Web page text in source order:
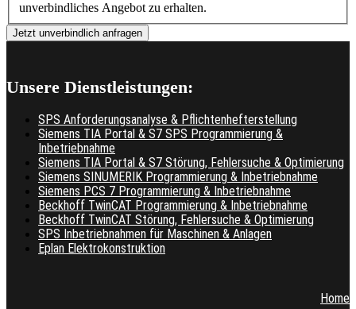
unverbindliches Angebot zu erhalten.
Unsere Dienstleistungen:
SPS Anforderungsanalyse & Pflichtenhefterstellung
Siemens TIA Portal & S7 SPS Programmierung &
Inbetriebnahme
Siemens TIA Portal & S7 Störung, Fehlersuche & Optimierung
Siemens SINUMERIK Programmierung & Inbetriebnahme
Siemens PCS 7 Programmierung & Inbetriebnahme
Beckhoff TwinCAT Programmierung & Inbetriebnahme
Beckhoff TwinCAT Störung, Fehlersuche & Optimierung
SPS Inbetriebnahmen für Maschinen & Anlagen
Eplan Elektrokonstruktion
Home